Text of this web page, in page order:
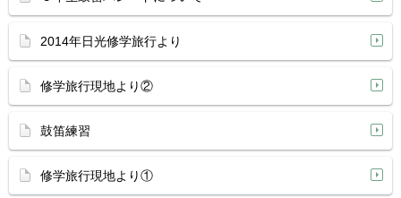
2014年日光修学旅行より
修学旅行現地より②
鼓笛練習
修学旅行現地より①